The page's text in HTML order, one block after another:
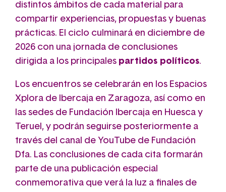
distintos ámbitos de cada material para
compartir experiencias, propuestas y buenas
prácticas. El ciclo culminará en diciembre de
2026 con una jornada de conclusiones
dirigida a los principales partidos políticos.
Los encuentros se celebrarán en los Espacios
Xplora de Ibercaja en Zaragoza, así como en
las sedes de Fundación Ibercaja en Huesca y
Teruel, y podrán seguirse posteriormente a
través del canal de YouTube de Fundación
Dfa. Las conclusiones de cada cita formarán
parte de una publicación especial
conmemorativa que verá la luz a finales de